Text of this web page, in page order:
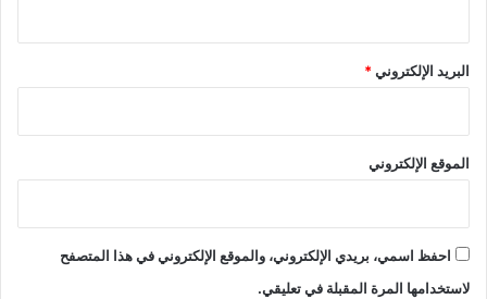
البريد الإلكتروني*
الموقع الإلكتروني
احفظ اسمي، بريدي الإلكتروني، والموقع الإلكتروني في هذا المتصفح
لاستخدامها المرة المقبلة في تعليقي.